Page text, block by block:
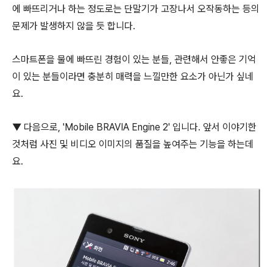
에 빠뜨리거나 하는 정도로는 단말기가 고장나서 오작동하는 등의
문제가 발생하지 않을 듯 합니다.
스마트폰을 물에 빠뜨린 경험이 있는 분들, 관련해서 안좋은 기억
이 있는 분들이라면 충분히 매력을 느낄만한 요소가 아닌가 싶네
요.
▼ 다음으로, 'Mobile BRAVIA Engine 2' 입니다. 앞서 이야기한
것처럼 사진 및 비디오 이미지의 품질을 높여주는 기능을 하는데
요.